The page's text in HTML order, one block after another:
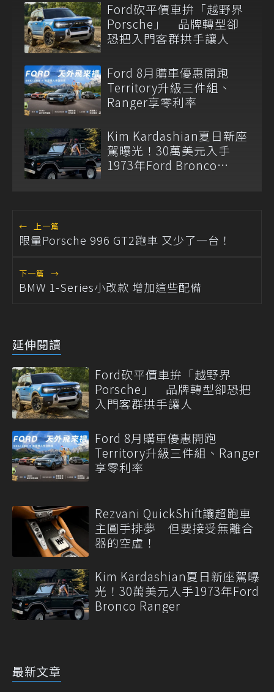
Ford砍平價車拚「越野界
Porsche」 品牌轉型卻
恐把入門客群拱手讓人
Ford 8月購車優惠開跑
Territory升級三件組、
Ranger享零利率
Kim Kardashian夏日新座
駕曝光！30萬美元入手
1973年Ford Bronco
← 上一篇
限量Porsche 996 GT2跑車 又少了一台！
下一篇 →
BMW 1-Series小改款 增加這些配備
延伸閱讀
Ford砍平價車拚「越野界
Porsche」 品牌轉型卻恐把
入門客群拱手讓人
Ford 8月購車優惠開跑
Territory升級三件組、Ranger
享零利率
Rezvani QuickShift讓超跑車
主圓手排夢 但要接受無離合
器的空虛！
Kim Kardashian夏日新座駕曝
光！30萬美元入手1973年Ford
Bronco Ranger
最新文章